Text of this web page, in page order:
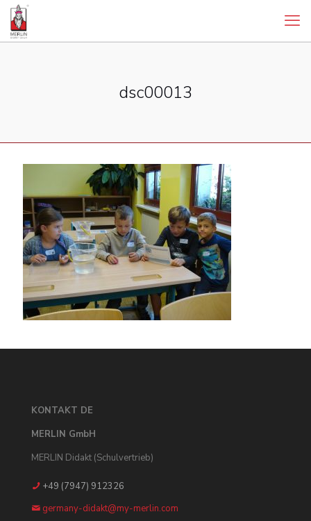
dsc00013
KONTAKT DE
MERLIN GmbH
MERLIN Didakt (Schulvertrieb)
+49 (7947) 912326
germany-didakt@my-merlin.com